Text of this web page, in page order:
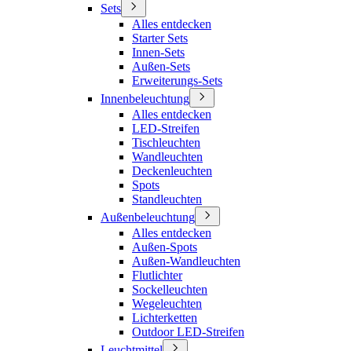
Sets
Alles entdecken
Starter Sets
Innen-Sets
Außen-Sets
Erweiterungs-Sets
Innenbeleuchtung
Alles entdecken
LED-Streifen
Tischleuchten
Wandleuchten
Deckenleuchten
Spots
Standleuchten
Außenbeleuchtung
Alles entdecken
Außen-Spots
Außen-Wandleuchten
Flutlichter
Sockelleuchten
Wegeleuchten
Lichterketten
Outdoor LED-Streifen